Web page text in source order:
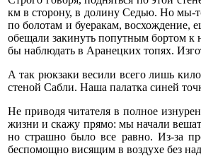
км в сторону, в долину Седью. Но мы-
по болотам и буеракам, восхождение,
обещали закинуть попутным бортом
бы наблюдать в Аранецких топях.
А так рюкзаки весили всего лишь
стеной Сабли. Наша палатка синей
Не приводя читателя в полное
жизни и скажу прямо: мы начали
но страшно было все равно. Из-за
беспомощно висящим в воздухе без